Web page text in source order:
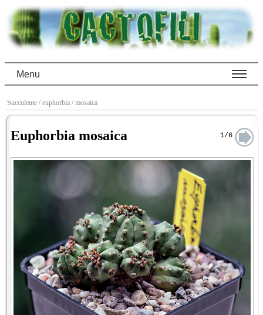
Menu
Succulente / euphorbia / mosaica
Euphorbia mosaica 1/6